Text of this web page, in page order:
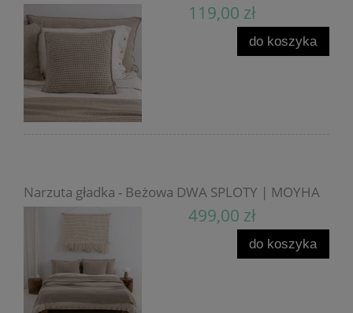
119,00 zł
do koszyka
Narzuta gładka - Beżowa DWA SPLOTY | MOYHA
499,00 zł
do koszyka